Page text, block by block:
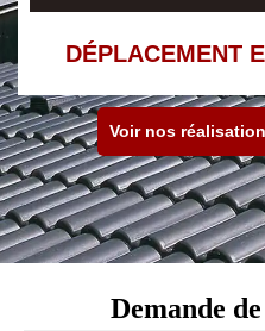
DÉPLACEMENT
Voir nos
Demande